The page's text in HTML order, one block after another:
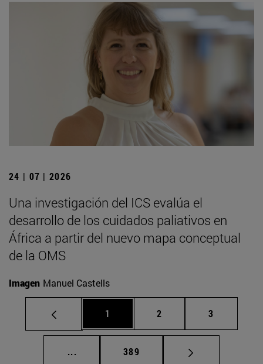
24 | 07 | 2026
Una investigación del ICS evalúa el
desarrollo de los cuidados paliativos en
África a partir del nuevo mapa conceptual
de la OMS
Imagen Manuel Castells
Página
1 Página
2 Página
3
... Páginas intermedias Use TAB para
Página
389